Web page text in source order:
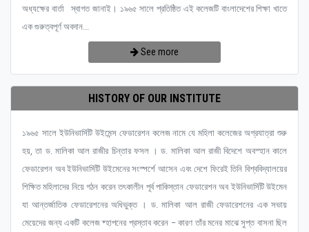
অধ্যক্ষের বার্তা স্বাগত জানাই। ১৯৬৫ সালে প্রতিষ্ঠিত এই কলেজটি বাংলাদেশের শিক্ষা খাতে
এক গুরুত্বপূর্ণ অবদান...
See more
HISTORY OF OUR INSTITUTE
১৯৬৫ সালে ইউনিভার্সিটি উইমেন্স ফেডারেশন কলেজ নামে যে মহিলা কলেজের অগ্রযাত্রা শুরু
হয়, তা ড. মালিকা আল রাজীর চিন্তার ফসল । ড. মালিকা আল রাজী বিদেশে অবস্হান কালে
ফেডারেশন অব ইউনিভার্সিটি উইমেনের সংস্পর্শে আসেন এবং দেশে ফিরেই তিনি বিশ্ববিদ্যালয়ের
শিক্ষিত মহিলাদের নিয়ে গঠন করেন তৎকালীন পূর্ব পাকিস্তান ফেডারেশন অব ইউনিভার্সিটি উইমেন
যা আন্তর্জাতিক ফেডারেশনের অধিভুক্ত । ড. মালিকা আল রাজী ফেডারেশনের এক সভায়
মেয়েদের জন্য একটি কলেজ ষ্হাপনের প্রস্তাব করেন – কারণ তাঁর মনের মাঝে সুপ্ত বাসনা ছিল